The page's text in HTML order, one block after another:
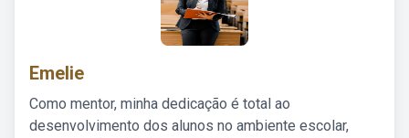
Emelie
Como mentor, minha dedicação é total ao
desenvolvimento dos alunos no ambiente escolar,